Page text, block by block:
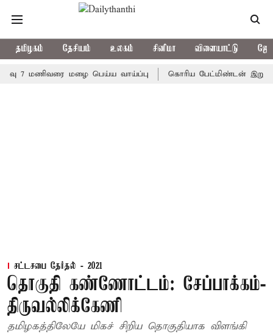
தமிழகம் தேசியம் உலகம் சினிமா விளையாட்டு
மழை பெய்ய வாய்ப்பு கொரிய பேட்மிண்டன் இறுதி
சட்டசபை தேர்தல் - 2021
தொகுதி கண்ணோட்டம்: சேப்பாக்கம்-
திருவல்லிக்கேணி
தமிழகத்திலேயே மிகச் சிறிய தொகுதியாக விளங்கி